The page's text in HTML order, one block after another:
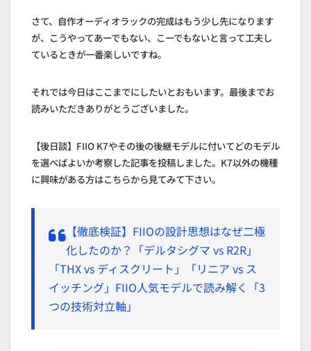
さて、自作オーディオラックの完成はもう少し先になります
が、こうやってあーでもない、こーでもないと言って工夫し
ているときが一番楽しいですね。
それでは今日はここまでにしたいとおもいます。最後までお
読みいただきありがとうございました。
【後日談】FIIO K7やその後の後継モデルに付いてどのモデル
を選べばよいか考察した記事を投稿しました。K7以外の機種
に興味がある方はこちらから見てみて下さい。
【徹底検証】FIIOの設計思想はなぜ二極
化したのか？「デルタシグマ vs R2R」
「THX vs ディスクリート」「リニア vs ス
イッチング」FIIO人気モデルで読み解く「3
つの技術対立軸」